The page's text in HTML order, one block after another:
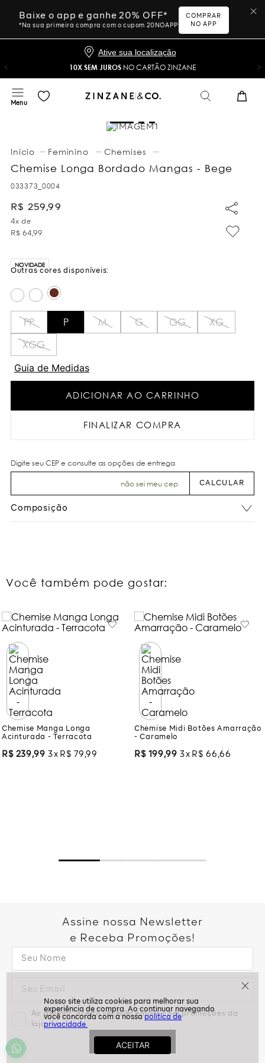
Baixe o app e ganhe 20% OFF*
*Na sua primeira compra com o cupom 20NOAPP
COMPRAR
NO APP
Ative sua localização
10X SEM JUROS NO CARTÃO ZINZANE
politíca de
privacidade.
Feminino Chemises
Chemise Longa Bordado Mangas - Bege
033373_0004
R$ 259,99
4x de
R$ 64,99
NOVIDADE
PP P M G GG
XG
XGG
Guia de Medidas
ADICIONAR AO CARRINHO
FINALIZAR COMPRA
não sei meu cep
Composição
Você também pode gostar:
Chemise Manga Longa
Acinturada - Terracota
R$ 239,99 3 R$
Chemise Midi Botões Amarração
- Caramelo
R$ 199,99 3 R$
Assine nossa Newsletter
e Receba Promoções!
Ao assinar, aceito receber emails com promoções da
loja
ASSINAR